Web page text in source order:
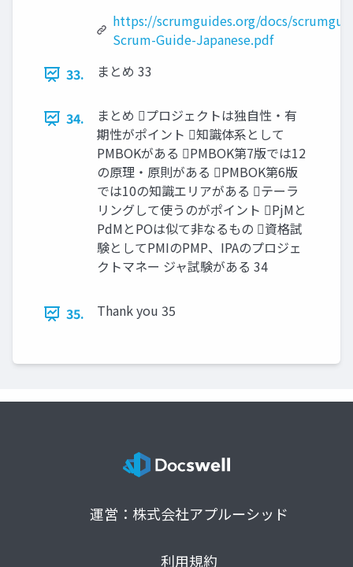
https://scrumguides.org/docs/
Scrum-Guide-Japanese.pdf
33.
まとめ 33
34.
まとめ プロジェクトは独自性・有
期性がポイント 知識体系として
PMBOKがある PMBOK第7版では12
の原理・原則がある PMBOK第6版
では10の知識エリアがある テーラ
リングして使うのがポイント PjMと
PdMとPOは似て非なるもの 資格試
験としてPMIのPMP、IPAのプロジェ
クトマネー ジャ試験がある 34
35. Thank you 35
運営：株式会社アプルーシッド
利用規約